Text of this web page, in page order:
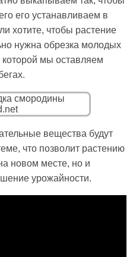
его устанавливаем в
хотите, чтобы растение
нужна обрезка молодых
которой мы оставляем
вещества будут
что позволит растению
новом месте, но и
урожайности.